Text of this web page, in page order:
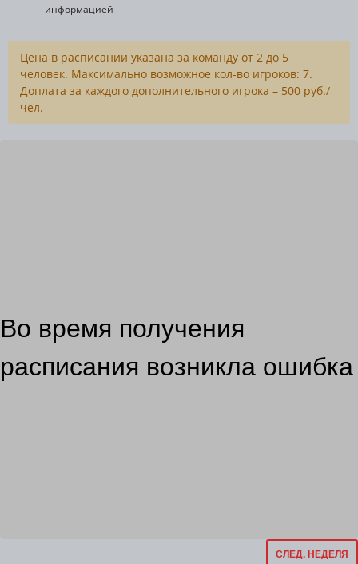
информацией
Цена в расписании указана за команду от 2 до 5
человек. Максимально возможное кол-во игроков: 7.
Доплата за каждого дополнительного игрока – 500 руб./
чел.
Во время получения
расписания возникла ошибка
СЛЕД. НЕДЕЛЯ